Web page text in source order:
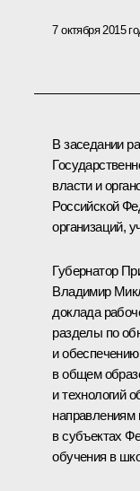
7 октября 2015
В заседании
власти и
Российской
организаций,
Губернатор
Владимир
доклада
разделы по
и обеспечению
в общем
и технологий
направлениям
в субъектах
обучения в